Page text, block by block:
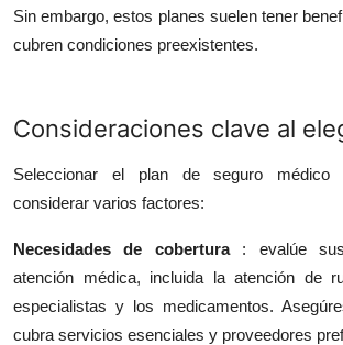
Sin embargo, estos planes suelen tener
cubren condiciones preexistentes.
Consideraciones clave al
Seleccionar el plan de seguro médico
considerar varios factores:
Necesidades de cobertura : evalúe
atención médica, incluida la atención de
especialistas y los medicamentos.
cubra servicios esenciales y proveedores